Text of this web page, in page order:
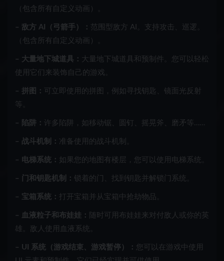
（包含所有自定义动画）。
– 敌方 AI（弓箭手）： 范围型敌方 AI。支持攻击、巡逻。
（包含所有自定义动画）。
– 大量地下城道具： 大量地下城道具和预制件。您可以轻松
使用它们来装饰自己的游戏。
– 拼图： 可立即使用的拼图，例如寻找钥匙、镜面光反射
等。
– 陷阱： 许多陷阱，如移动锯、圆钉、摇晃斧、磨矛等……
– 战斗机制： 准备使用的战斗机制。
– 电梯系统： 如果您的地图有楼层，您可以使用电梯系统。
– 门和钥匙机制： 锁着的门、找到钥匙并解锁门系统。
– 宝箱系统： 打开宝箱并从宝箱中抢劫物品。
– 血液粒子和布娃娃：
随时可用布娃娃来对付敌人或你的英
雄。敌人使用血液系统。
– UI 系统（游戏结束、游戏暂停）： 您可以在游戏中使用